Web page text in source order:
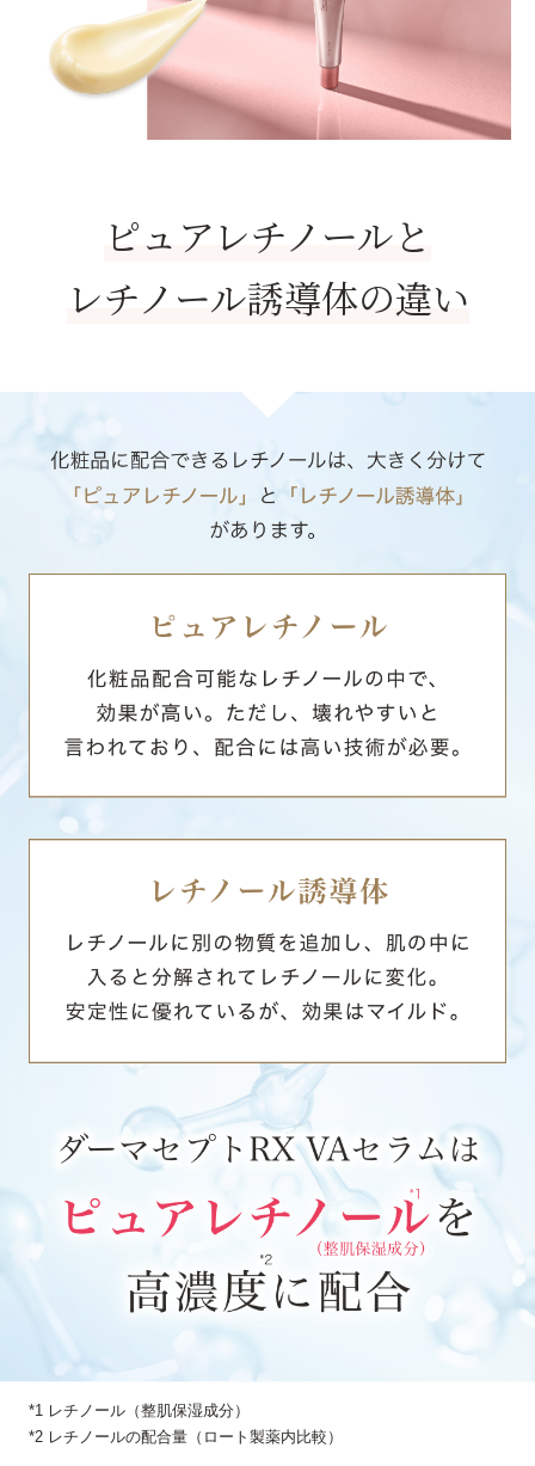
ピュアレチノールと
レチノール誘導体の違い
*1 レチノール（整肌保湿成分）
*2 レチノールの配合量（ロート製薬内比較）